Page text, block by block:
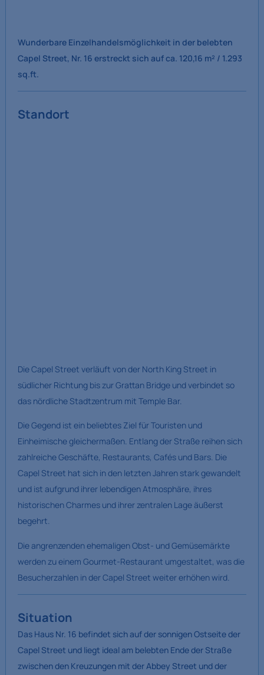
Wunderbare Einzelhandelsmöglichkeit in der belebten
Capel Street, Nr. 16 erstreckt sich auf ca. 120,16 m² / 1.293
sq.ft.
Standort
Die Capel Street verläuft von der North King Street in
südlicher Richtung bis zur Grattan Bridge und verbindet so
das nördliche Stadtzentrum mit Temple Bar.
Die Gegend ist ein beliebtes Ziel für Touristen und
Einheimische gleichermaßen. Entlang der Straße reihen sich
zahlreiche Geschäfte, Restaurants, Cafés und Bars. Die
Capel Street hat sich in den letzten Jahren stark gewandelt
und ist aufgrund ihrer lebendigen Atmosphäre, ihres
historischen Charmes und ihrer zentralen Lage äußerst
begehrt.
Die angrenzenden ehemaligen Obst- und Gemüsemärkte
werden zu einem Gourmet-Restaurant umgestaltet, was die
Besucherzahlen in der Capel Street weiter erhöhen wird.
Situation
Das Haus Nr. 16 befindet sich auf der sonnigen Ostseite der
Capel Street und liegt ideal am belebten Ende der Straße
zwischen den Kreuzungen mit der Abbey Street und der